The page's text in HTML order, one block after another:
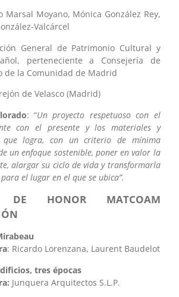
Marsal Moyano, Mónica González Rey,
Valcárcel
General de Patrimonio Cultural y
perteneciente a Consejería de
de la Comunidad de Madrid
de Velasco (Madrid)
: “Un proyecto respetuoso con el
con el presente y los materiales y
que logra, con un criterio de mínima
un enfoque sostenible, poner en valor la
alargar su ciclo de vida y transformarla
el lugar en el que se ubica”.
DE HONOR MATCOAM
: Ricardo Lorenzana, Laurent Baudelot
tres épocas
Junquera Arquitectos S.L.P.